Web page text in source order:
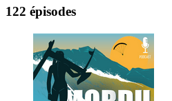
122 épisodes